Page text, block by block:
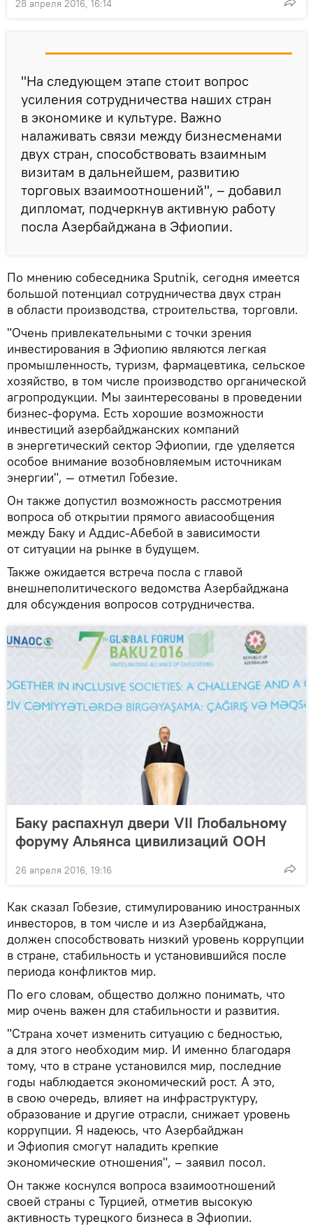
28 апреля 2016, 16:14
"На следующем этапе стоит вопрос
усиления сотрудничества наших стран
в экономике и культуре. Важно
налаживать связи между бизнесменами
двух стран, способствовать взаимным
визитам в дальнейшем, развитию
торговых взаимоотношений", – добавил
дипломат, подчеркнув активную работу
посла Азербайджана в Эфиопии.
По мнению собеседника Sputnik, сегодня имеется
большой потенциал сотрудничества двух стран
в области производства, строительства, торговли.
"Очень привлекательными с точки зрения
инвестирования в Эфиопию являются легкая
промышленность, туризм, фармацевтика, сельское
хозяйство, в том числе производство органической
агропродукции. Мы заинтересованы в проведении
бизнес-форума. Есть хорошие возможности
инвестиций азербайджанских компаний
в энергетический сектор Эфиопии, где уделяется
особое внимание возобновляемым источникам
энергии", — отметил Гобезие.
Он также допустил возможность рассмотрения
вопроса об открытии прямого авиасообщения
между Баку и Аддис-Абебой в зависимости
от ситуации на рынке в будущем.
Также ожидается встреча посла с главой
внешнеполитического ведомства Азербайджана
для обсуждения вопросов сотрудничества.
Баку распахнул двери VII Глобальному
форуму Альянса цивилизаций ООН
26 апреля 2016, 19:16
Как сказал Гобезие, стимулированию иностранных
инвесторов, в том числе и из Азербайджана,
должен способствовать низкий уровень коррупции
в стране, стабильность и установившийся после
периода конфликтов мир.
По его словам, общество должно понимать, что
мир очень важен для стабильности и развития.
"Страна хочет изменить ситуацию с бедностью,
а для этого необходим мир. И именно благодаря
тому, что в стране установился мир, последние
годы наблюдается экономический рост. А это,
в свою очередь, влияет на инфраструктуру,
образование и другие отрасли, снижает уровень
коррупции. Я надеюсь, что Азербайджан
и Эфиопия смогут наладить крепкие
экономические отношения", – заявил посол.
Он также коснулся вопроса взаимоотношений
своей страны с Турцией, отметив высокую
активность турецкого бизнеса в Эфиопии.